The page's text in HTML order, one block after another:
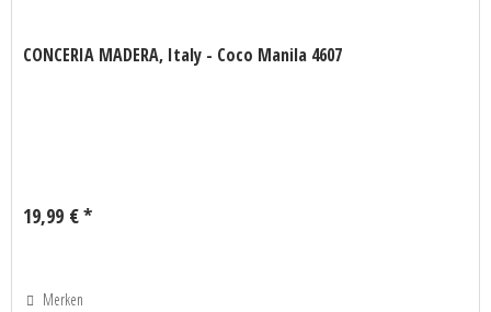
CONCERIA MADERA, Italy - Coco Manila 4607
19,99 € *
Merken